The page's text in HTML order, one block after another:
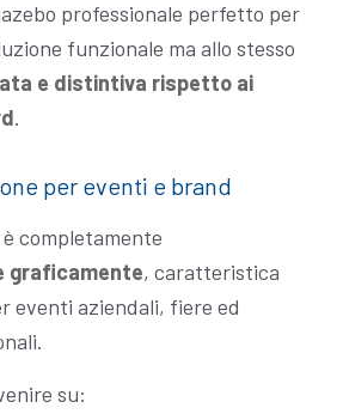
professionale perfetto per
funzionale ma allo stesso
e distintiva rispetto ai
.
per eventi e brand
è completamente
graficamente, caratteristica
eventi aziendali, fiere ed
su: